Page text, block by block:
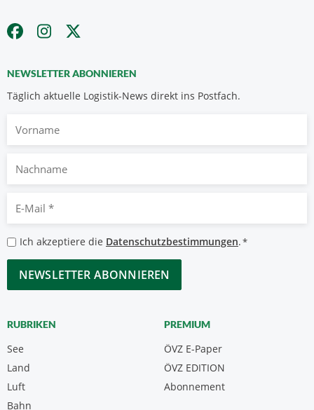
NEWSLETTER ABONNIEREN
Täglich aktuelle Logistik-News direkt ins Postfach.
Nachname
Mail
*
Datenschutzbestimmungen
*
Ich akzeptiere die Datenschutzbestimmungen.*
CAPTCHA
RUBRIKEN
See
Land
Luft
Bahn
PREMIUM
ÖVZ E-Paper
Abonnement
ÖVZ EDITION